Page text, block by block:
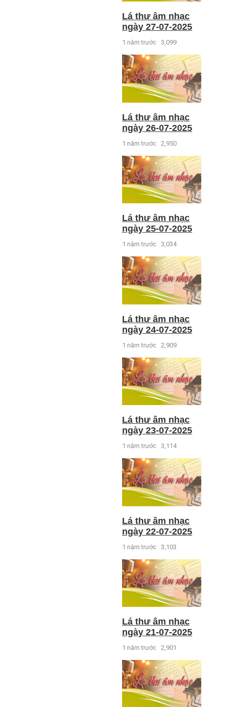
Lá thư âm nhạc
ngày 27-07-2025
1 năm trước 3,099
Lá thư âm nhạc
ngày 26-07-2025
1 năm trước 2,950
Lá thư âm nhạc
ngày 25-07-2025
1 năm trước 3,034
Lá thư âm nhạc
ngày 24-07-2025
1 năm trước 2,909
Lá thư âm nhạc
ngày 23-07-2025
1 năm trước 3,114
Lá thư âm nhạc
ngày 22-07-2025
1 năm trước 3,103
Lá thư âm nhạc
ngày 21-07-2025
1 năm trước 2,901